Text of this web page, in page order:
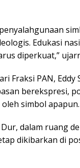
Edukasi
diperkuat,”
Fraksi PAN, Eddy
berekspresi,
simbol apapun.
dalam ruang
dikibarkan di